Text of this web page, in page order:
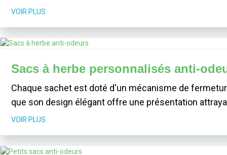
VOIR PLUS
Sacs à herbe personnalisés anti-
Chaque sachet est doté d'un mécanisme de
que son design élégant offre une présentation
VOIR PLUS